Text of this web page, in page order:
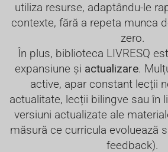
utiliza resurse, adaptându-le
contexte, fără a repeta munca
zero.
În plus, biblioteca LIVRESQ
expansiune și actualizare.
active, apar constant lecții
actualitate, lecții bilingve sau în
versiuni actualizate ale
măsură ce curricula evoluează
feedback).